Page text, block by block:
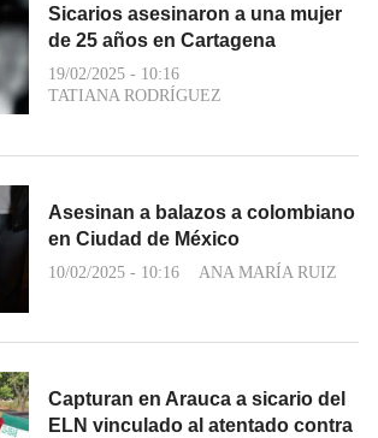
Sicarios asesinaron a una mujer
de 25 años en Cartagena
19/02/2025 - 10:16
TATIANA RODRÍGUEZ
Asesinan a balazos a colombiano
en Ciudad de México
10/02/2025 - 10:16 ANA MARÍA RUIZ
Capturan en Arauca a sicario del
ELN vinculado al atentado contra